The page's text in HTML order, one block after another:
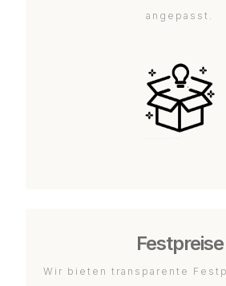
angepasst.
Festpreise
Wir bieten transparente